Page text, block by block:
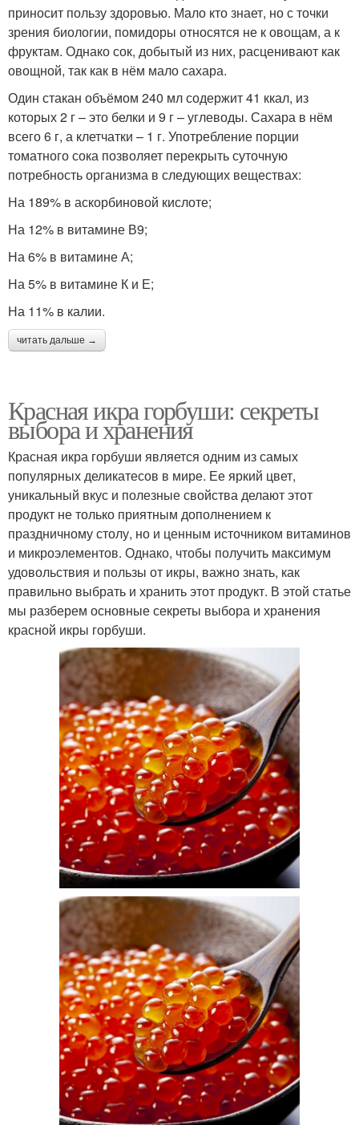
приносит пользу здоровью. Мало кто знает, но с точки
зрения биологии, помидоры относятся не к овощам, а к
фруктам. Однако сок, добытый из них, расценивают как
овощной, так как в нём мало сахара.
Один стакан объёмом 240 мл содержит 41 ккал, из
которых 2 г – это белки и 9 г – углеводы. Сахара в нём
всего 6 г, а клетчатки – 1 г. Употребление порции
томатного сока позволяет перекрыть суточную
потребность организма в следующих веществах:
На 189% в аскорбиновой кислоте;
На 12% в витамине В9;
На 6% в витамине А;
На 5% в витамине К и Е;
На 11% в калии.
читать дальше →
Красная икра горбуши: секреты
выбора и хранения
Красная икра горбуши является одним из самых
популярных деликатесов в мире. Ее яркий цвет,
уникальный вкус и полезные свойства делают этот
продукт не только приятным дополнением к
праздничному столу, но и ценным источником витаминов
и микроэлементов. Однако, чтобы получить максимум
удовольствия и пользы от икры, важно знать, как
правильно выбрать и хранить этот продукт. В этой статье
мы разберем основные секреты выбора и хранения
красной икры горбуши.